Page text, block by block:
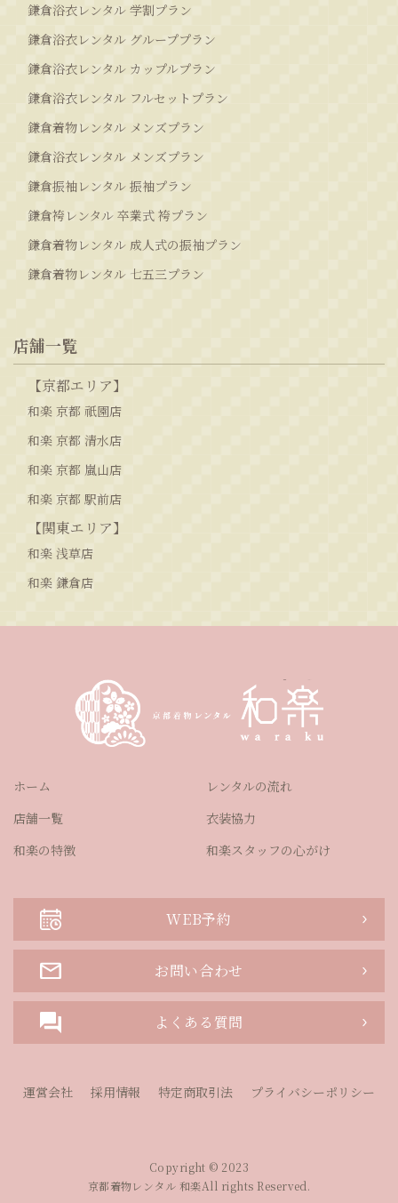
鎌倉浴衣レンタル 学割プラン
鎌倉浴衣レンタル グループプラン
鎌倉浴衣レンタル カップルプラン
鎌倉浴衣レンタル フルセットプラン
鎌倉着物レンタル メンズプラン
鎌倉浴衣レンタル メンズプラン
鎌倉振袖レンタル 振袖プラン
鎌倉袴レンタル 卒業式 袴プラン
鎌倉着物レンタル 成人式の振袖プラン
鎌倉着物レンタル 七五三プラン
店舗一覧
【京都エリア】
和楽 京都 祇園店
和楽 京都 清水店
和楽 京都 嵐山店
和楽 京都 駅前店
【関東エリア】
和楽 浅草店
和楽 鎌倉店
ホーム
店舗一覧
和楽の特徴
レンタルの流れ
衣装協力
和楽スタッフの心がけ
WEB予約
お問い合わせ
よくある質問
運営会社 採用情報 特定商取引法 プライバシーポリシー
Copyright © 2023
京都着物レンタル 和楽All rights Reserved.